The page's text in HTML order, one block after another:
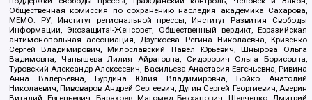
Общественная комиссия по сохранению наследия академика Сахарова,
МЕМО. РУ, Институт региональной прессы, Институт Развития Свободы
Информации, Экозащита!-Женсовет, Общественный вердикт, Евразийская
антимонопольная ассоциация, Дзугкоева Регина Николаевна, Кривенко
Сергей Владимирович, Милославский Павел Юрьевич, Шнырова Ольга
Вадимовна, Чанышева Лилия Айратовна, Сидорович Ольга Борисовна,
Туровский Александр Алексеевич, Васильева Анастасия Евгеньевна, Ривина
Анна Валерьевна, Бурдина Юлия Владимировна, Бойко Анатолий
Николаевич, Пивоваров Андрей Сергеевич, Дугин Сергей Георгиевич, Аверин
Виталий Евгеньевич, Барахоев Магомед Бекханович, Шевченко Дмитрий